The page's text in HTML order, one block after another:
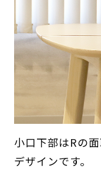
小口下部はRの
デザインです。